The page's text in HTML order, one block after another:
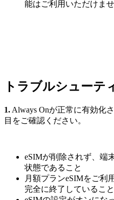
能はご利用いただけませ
トラブルシューテ
1. Always Onが正常に有効化
目をご確認ください。
eSIMが削除されず、端
状態であること
月額プランeSIMをご利
完全に終了していること